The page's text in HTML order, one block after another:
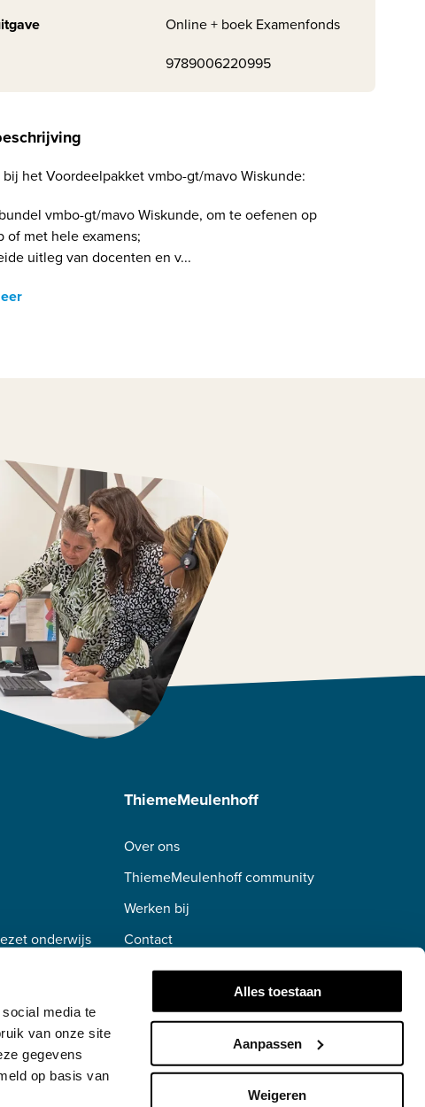
media te
van onze site
gegevens
op basis van
Alles toestaan
Aanpassen
Weigeren
Online + boek Examenfonds
9789006220995
het Voordeelpakket vmbo-gt/mavo Wiskunde:
vmbo-gt/mavo Wiskunde, om te oefenen op
of met hele examens;
uitleg van docenten en v...
onderwijs
ThiemeMeulenhoff
Over ons
ThiemeMeulenhoff community
Werken bij
Contact